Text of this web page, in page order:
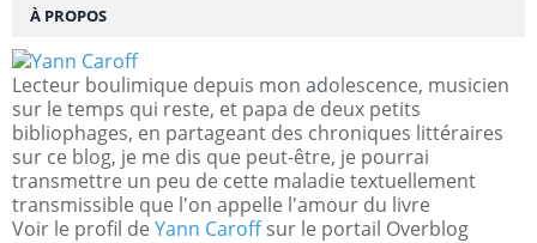
À PROPOS
Lecteur boulimique depuis mon adolescence, musicien
sur le temps qui reste, et papa de deux petits
bibliophages, en partageant des chroniques littéraires
sur ce blog, je me dis que peut-être, je pourrai
transmettre un peu de cette maladie textuellement
transmissible que l'on appelle l'amour du livre
Voir le profil de Yann Caroffsur le portail Overblog